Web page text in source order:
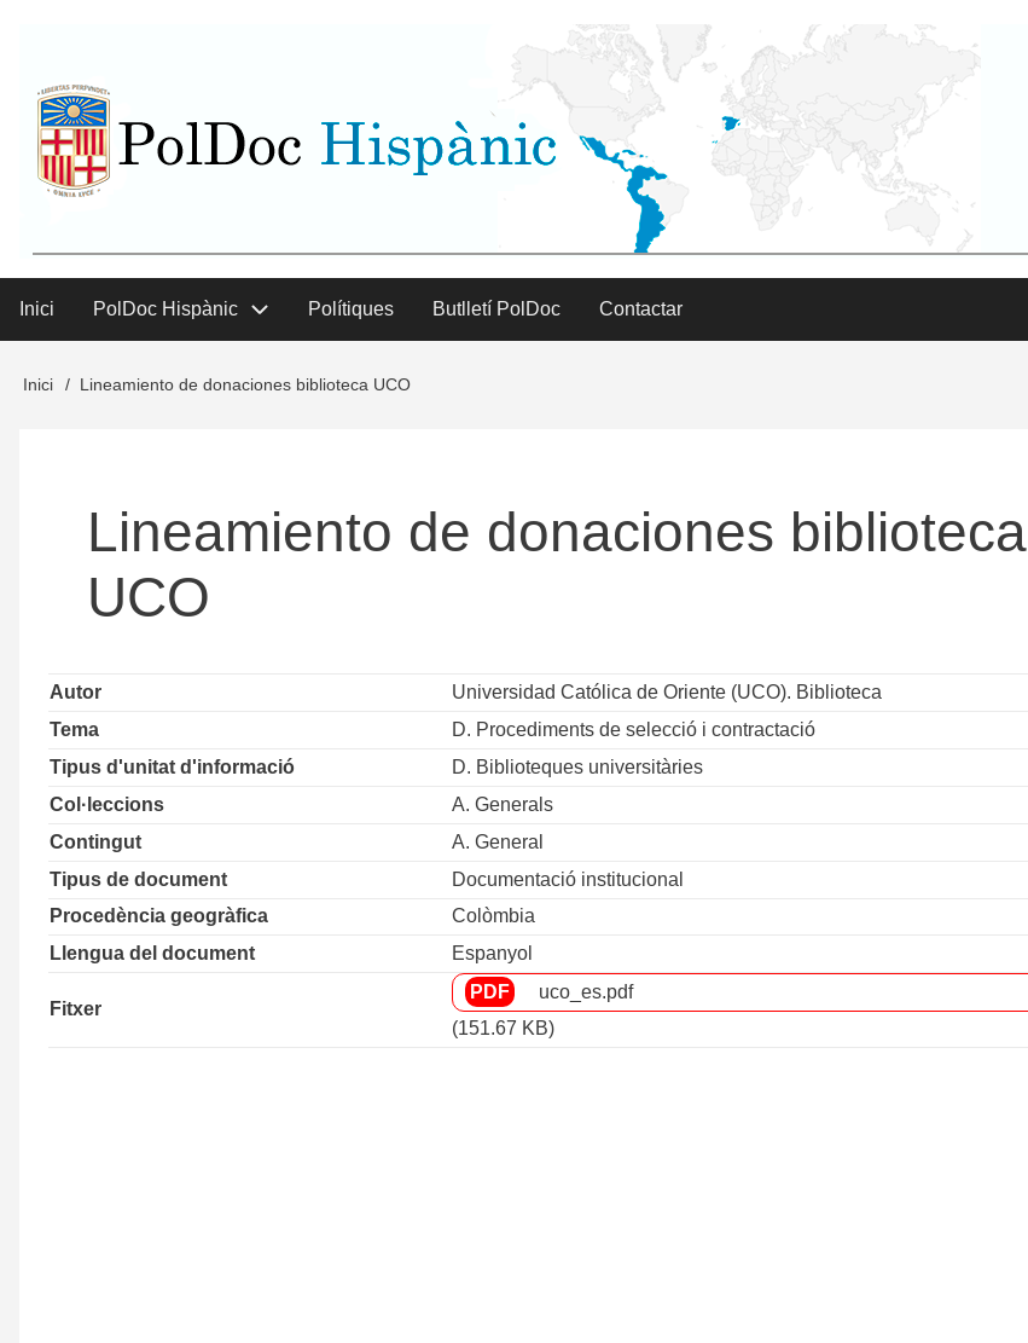
contingut
menu
Main
menu
Inici PolDoc Hispànic Polítiques Butlletí PolDoc Contactar
Inici Lineamiento de donaciones biblioteca UCO
Lineamiento de donaciones biblioteca
UCO
Autor
Universidad Católica de Oriente (UCO). Biblioteca
Tema
D. Procediments de selecció i contractació
Tipus d'unitat d'informació
D. Biblioteques universitàries
Col·leccions
A. Generals
Contingut
A. General
Tipus de document
Documentació institucional
Procedència geogràfica
Colòmbia
Llengua del document
Espanyol
Fitxer
uco_es.pdf
(151.67 KB)